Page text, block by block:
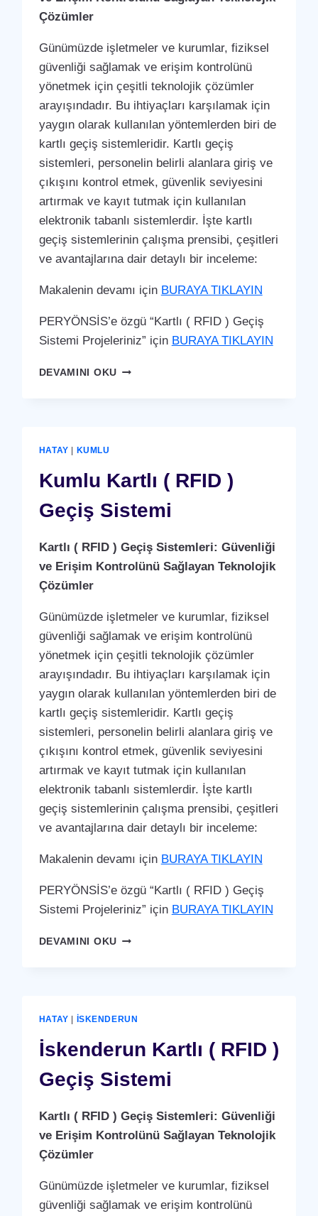
Çözümler
Günümüzde işletmeler ve kurumlar, fiziksel
güvenliği sağlamak ve erişim kontrolünü
yönetmek için çeşitli teknolojik çözümler
arayışındadır. Bu ihtiyaçları karşılamak için
yaygın olarak kullanılan yöntemlerden biri de
kartlı geçiş sistemleridir. Kartlı geçiş
sistemleri, personelin belirli alanlara giriş ve
çıkışını kontrol etmek, güvenlik seviyesini
artırmak ve kayıt tutmak için kullanılan
elektronik tabanlı sistemlerdir. İşte kartlı
geçiş sistemlerinin çalışma prensibi, çeşitleri
ve avantajlarına dair detaylı bir inceleme:
Makalenin devamı için BURAYA TIKLAYIN
PERYÖNSİS’e özgü “Kartlı ( RFID ) Geçiş
Sistemi Projeleriniz” için BURAYA TIKLAYIN
DEVAMINI OKUKIRIKHAN
HATAY KUMLU
Kumlu Kartlı ( RFID )
Geçiş Sistemi
Kartlı ( RFID ) Geçiş Sistemleri: Güvenliği
ve Erişim Kontrolünü Sağlayan Teknolojik
Çözümler
Günümüzde işletmeler ve kurumlar, fiziksel
güvenliği sağlamak ve erişim kontrolünü
yönetmek için çeşitli teknolojik çözümler
arayışındadır. Bu ihtiyaçları karşılamak için
yaygın olarak kullanılan yöntemlerden biri de
kartlı geçiş sistemleridir. Kartlı geçiş
sistemleri, personelin belirli alanlara giriş ve
çıkışını kontrol etmek, güvenlik seviyesini
artırmak ve kayıt tutmak için kullanılan
elektronik tabanlı sistemlerdir. İşte kartlı
geçiş sistemlerinin çalışma prensibi, çeşitleri
ve avantajlarına dair detaylı bir inceleme:
Makalenin devamı için BURAYA TIKLAYIN
PERYÖNSİS’e özgü “Kartlı ( RFID ) Geçiş
Sistemi Projeleriniz” için BURAYA TIKLAYIN
DEVAMINI OKUKUMLU
HATAY İSKENDERUN
İskenderun Kartlı ( RFID )
Geçiş Sistemi
Kartlı ( RFID ) Geçiş Sistemleri: Güvenliği
ve Erişim Kontrolünü Sağlayan Teknolojik
Çözümler
Günümüzde işletmeler ve kurumlar, fiziksel
güvenliği sağlamak ve erişim kontrolünü